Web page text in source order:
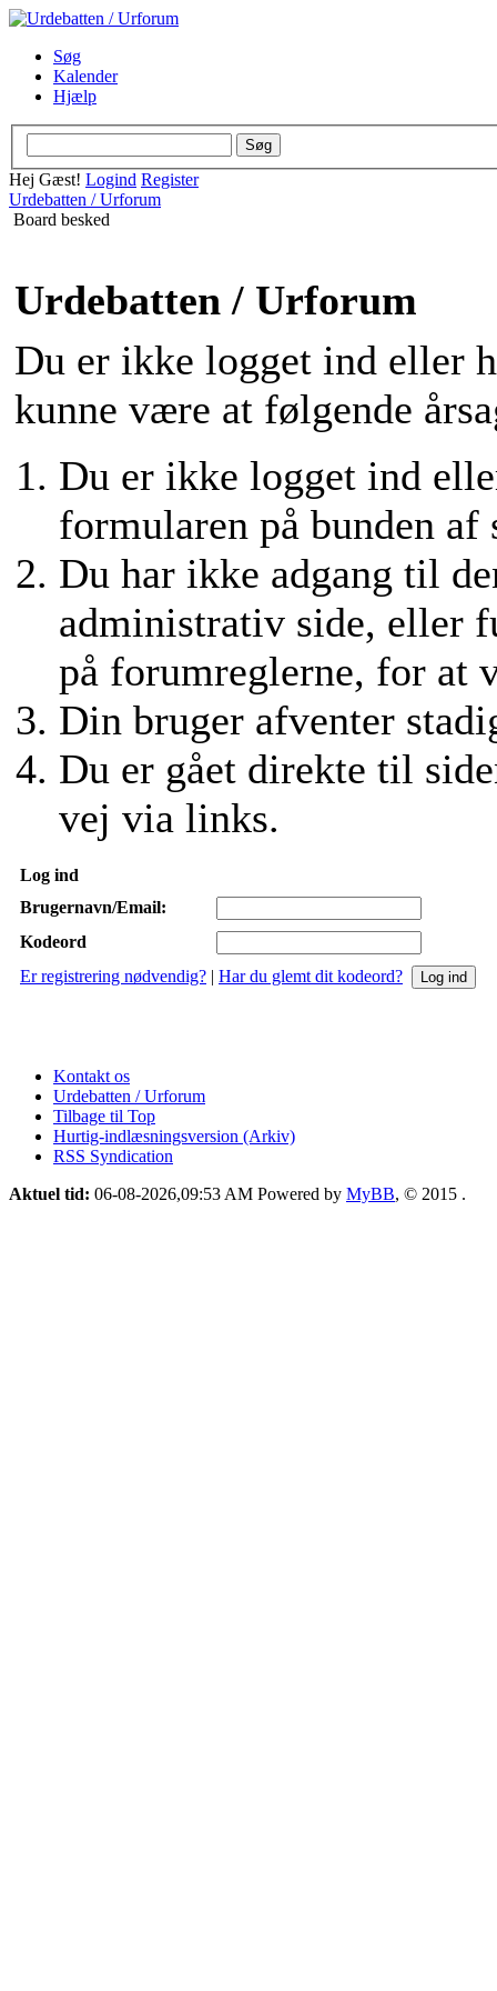
Søg
Kalender
Hjælp
Hej Gæst! Logind Register
Urdebatten / Urforum
Board besked
Urdebatten / Urforum
Du er ikke logget ind eller
kunne være at følgende
Du er ikke logget ind
formularen på bunden
Du har ikke adgang til
administrativ side, eller
på forumreglerne, for at
Din bruger afventer
Du er gået direkte til
vej via links.
Log ind
Brugernavn/Email:
Kodeord
Er registrering nødvendig? | Har du glemt dit kodeord?
Kontakt os
Urdebatten / Urforum
Tilbage til Top
Hurtig-indlæsningsversion (Arkiv)
RSS Syndication
Aktuel tid: 06-08-2026,09:53 AM Powered by MyBB, © 2015 .